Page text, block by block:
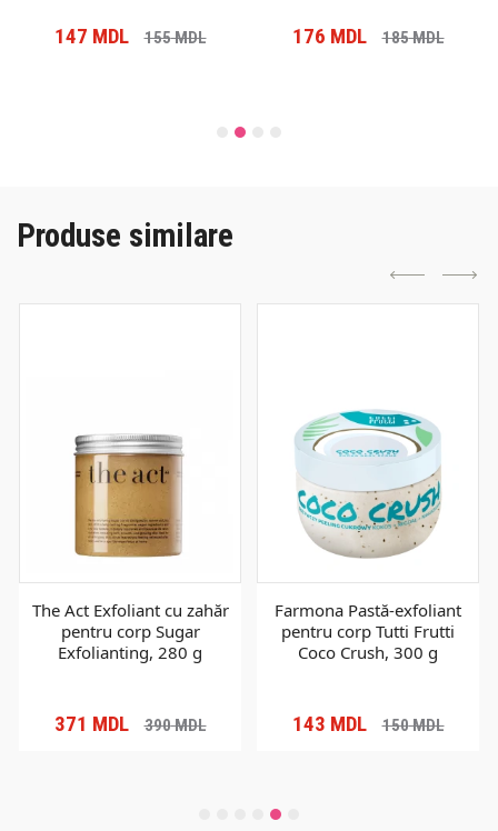
147 MDL 155MDL 176 MDL 185MDL
Produse similare
The Act Exfoliant cu zahăr
pentru corp Sugar
Exfolianting, 280 g
371 MDL 390MDL
Farmona Pastă-exfoliant
pentru corp Tutti Frutti
Coco Crush, 300 g
143 MDL 150MDL